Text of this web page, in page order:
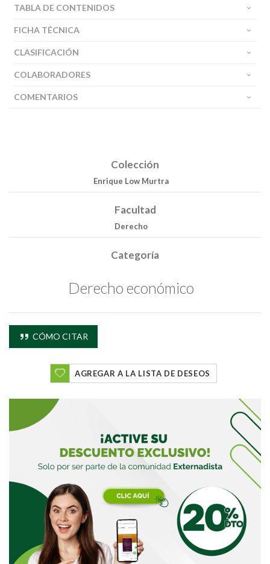
Buscar
TABLA DE CONTENIDOS
FICHA TÉCNICA
CLASIFICACIÓN
COLABORADORES
COMENTARIOS
Colección
Enrique Low Murtra
Facultad
Derecho
Categoría
Derecho económico
CÓMO CITAR
AGREGAR A LA LISTA DE DESEOS